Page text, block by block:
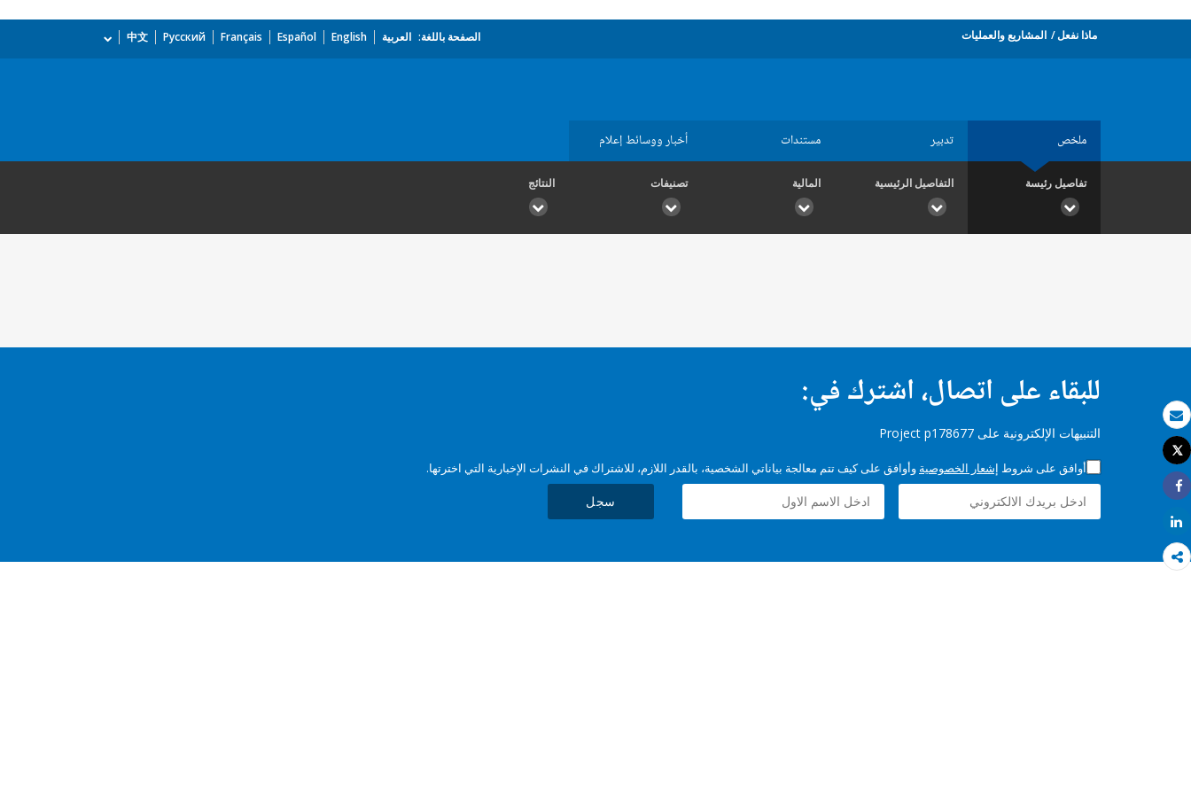
بريد الكتروني
طباعة
Tweet
Share
Share
ماذا نفعل المشاريع والعمليات الصفحة باللغة: العربية English
Español
Français
Русский
中文
ملخص تدبير مستندات أخبار ووسائط إعلام
تفاصيل رئيسة التفاصيل الرئيسية المالية تصنيفات النتائج
للبقاء على اتصال، اشترك في:
التنبيهات الإلكترونية على Project p178677
أوافق على شروط إشعار الخصوصية وأوافق على كيف تتم معالجة بياناتي الشخصية، بالقدر اللازم، للاشتراك في النشرات الإخبارية التي اخترتها.
سجل